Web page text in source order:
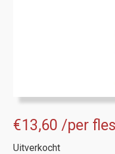
€13,60 /per fles
Uitverkocht